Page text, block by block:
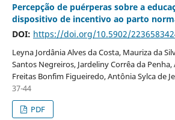
Percepção de puérperas sobre a
dispositivo de incentivo ao parto
DOI: https://doi.org/10.5902/
Leyna Jordânia Alves da Costa, Mauriza da
Santos Negreiros, Jardeliny Corrêa da
Freitas Bonfim Figueiredo, Antônia Sylca de
37-44
PDF